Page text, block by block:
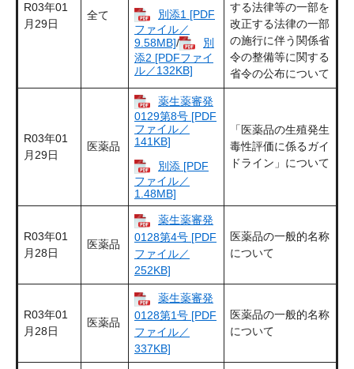
R03年01
月29日
全て
別添1 [PDF
ファイル／
9.58MB]/
別
添2 [PDFファイ
ル／132KB]
する法律等の一部を
改正する法律の一部
の施行に伴う関係省
令の整備等に関する
省令の公布について
R03年01
月29日
医薬品
薬生薬審発
0129第8号 [PDF
ファイル／
141KB]
別添 [PDF
ファイル／
1.48MB]
「医薬品の生殖発生
毒性評価に係るガイ
ドライン」について
R03年01
月28日
医薬品
薬生薬審発
0128第4号 [PDF
ファイル／
252KB]
医薬品の一般的名称
について
R03年01
月28日
医薬品
薬生薬審発
0128第1号 [PDF
ファイル／
337KB]
医薬品の一般的名称
について